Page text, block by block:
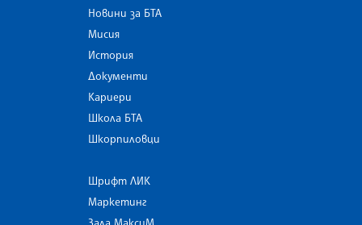
Новини за БТА
Мисия
История
Документи
Кариери
Школа БТА
Шкорпиловци
Шрифт ЛИК
Маркетинг